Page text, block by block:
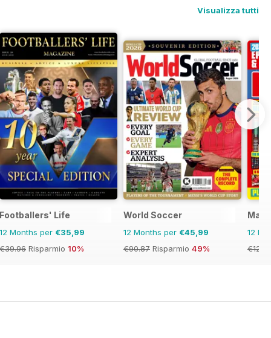
Visualizza tutti
Footballers' Life
12 Months per €35,99
€39.96 Risparmio 10%
World Soccer
12 Months per €45,99
€90.87 Risparmio 49%
12